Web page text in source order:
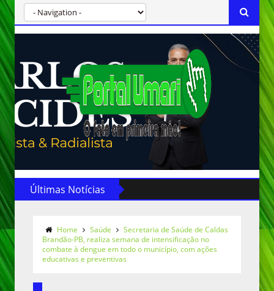
Últimas Notícias
Home Saúde
Secretaria de Saúde de Caldas
Brandão-PB, realiza semana de intensificação no
combate à dengue em todo o município, com ações
educativas e preventivas